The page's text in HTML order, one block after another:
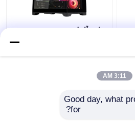
علبة ألعاب صغيرة
الحرارة بكفاءة 7 فتحات
اتصل بنا
3:11 AM
Good day, what
for?